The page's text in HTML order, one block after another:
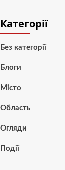
Категорії
Без категорії
Блоги
Місто
Область
Огляди
Події